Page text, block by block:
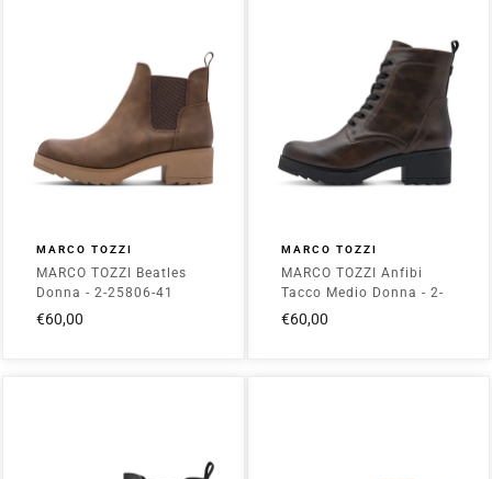
MARCO TOZZI
MARCO TOZZI Beatles
Donna - 2-25806-41
Choco
€60,00
MARCO TOZZI
MARCO TOZZI Anfibi
Tacco Medio Donna - 2-
25262-41 Mocca
€60,00